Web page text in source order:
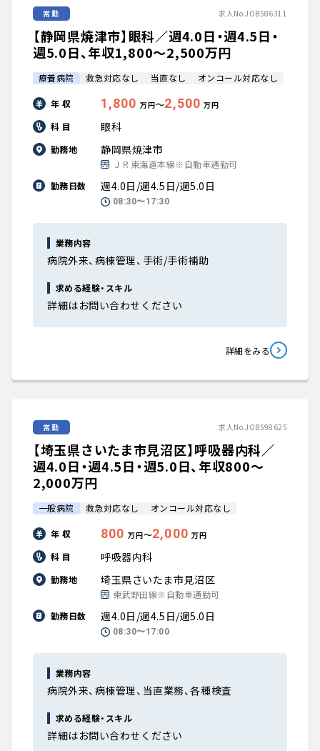
常勤 求人No.JOB586311
【静岡県焼津市】眼科／週4.0日・週4.5日・
週5.0日、年収1,800〜2,500万円
療養病院 救急対応なし 当直なし オンコール対応なし
年 収 1,800 万円〜2,500 万円
科 目 眼科
勤務地 静岡県焼津市
ＪＲ東海道本線※自動車通勤可
勤務日数
週4.0日/週4.5日/週5.0日
08:30〜17:30
業務内容
病院外来、病棟管理、手術/手術補助
求める経験・スキル
詳細はお問い合わせください
詳細をみる
常勤 求人No.JOB598625
【埼玉県さいたま市見沼区】呼吸器内科／
週4.0日・週4.5日・週5.0日、年収800〜
2,000万円
一般病院 救急対応なし オンコール対応なし
年 収 800 万円〜2,000 万円
科 目 呼吸器内科
勤務地 埼玉県さいたま市見沼区
東武野田線※自動車通勤可
勤務日数
週4.0日/週4.5日/週5.0日
08:30〜17:00
業務内容
病院外来、病棟管理、当直業務、各種検査
求める経験・スキル
詳細はお問い合わせください